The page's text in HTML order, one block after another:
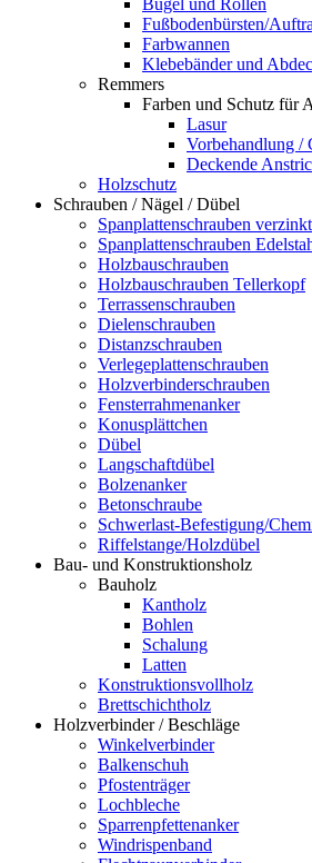
Bügel und Rollen
Fußbodenbürsten/
Farbwannen
Klebebänder und
Remmers
Farben und Schutz für
Lasur
Vorbehandlung /
Deckende
Holzschutz
Schrauben / Nägel / Dübel
Spanplattenschrauben verzinkt
Spanplattenschrauben
Holzbauschrauben
Holzbauschrauben Tellerkopf
Terrassenschrauben
Dielenschrauben
Distanzschrauben
Verlegeplattenschrauben
Holzverbinderschrauben
Fensterrahmenanker
Konusplättchen
Dübel
Langschaftdübel
Bolzenanker
Betonschraube
Schwerlast-Befestigung/
Riffelstange/Holzdübel
Bau- und Konstruktionsholz
Bauholz
Kantholz
Bohlen
Schalung
Latten
Konstruktionsvollholz
Brettschichtholz
Holzverbinder / Beschläge
Winkelverbinder
Balkenschuh
Pfostenträger
Lochbleche
Sparrenpfettenanker
Windrispenband